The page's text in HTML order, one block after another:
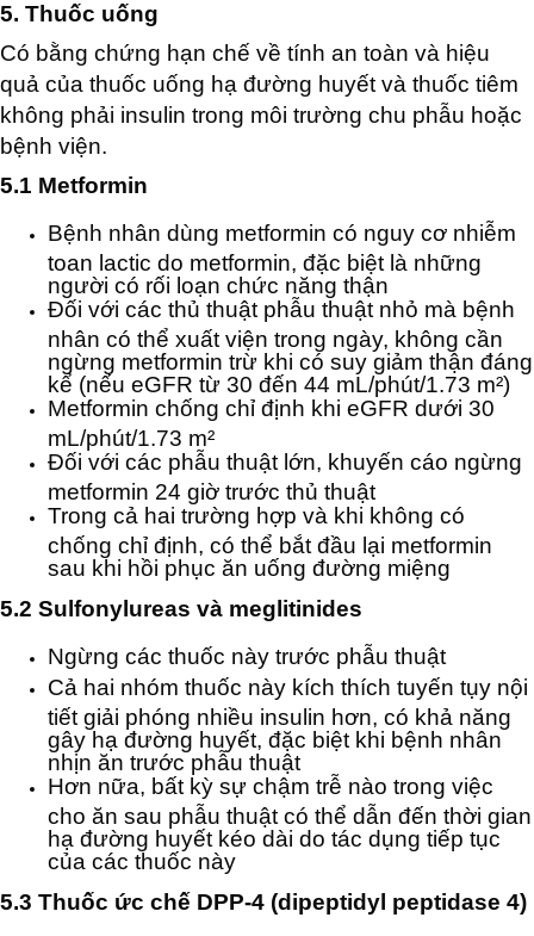
5. Thuốc uống
Có bằng chứng hạn chế về tính an toàn và hiệu
quả của thuốc uống hạ đường huyết và thuốc tiêm
không phải insulin trong môi trường chu phẫu hoặc
bệnh viện.
5.1 Metformin
Bệnh nhân dùng metformin có nguy cơ nhiễm
toan lactic do metformin, đặc biệt là những
người có rối loạn chức năng thận
Đối với các thủ thuật phẫu thuật nhỏ mà bệnh
nhân có thể xuất viện trong ngày, không cần
ngừng metformin trừ khi có suy giảm thận đáng
kể (nếu eGFR từ 30 đến 44 mL/phút/1.73 m²)
Metformin chống chỉ định khi eGFR dưới 30
mL/phút/1.73 m²
Đối với các phẫu thuật lớn, khuyến cáo ngừng
metformin 24 giờ trước thủ thuật
Trong cả hai trường hợp và khi không có
chống chỉ định, có thể bắt đầu lại metformin
sau khi hồi phục ăn uống đường miệng
5.2 Sulfonylureas và meglitinides
Ngừng các thuốc này trước phẫu thuật
Cả hai nhóm thuốc này kích thích tuyến tụy nội
tiết giải phóng nhiều insulin hơn, có khả năng
gây hạ đường huyết, đặc biệt khi bệnh nhân
nhịn ăn trước phẫu thuật
Hơn nữa, bất kỳ sự chậm trễ nào trong việc
cho ăn sau phẫu thuật có thể dẫn đến thời gian
hạ đường huyết kéo dài do tác dụng tiếp tục
của các thuốc này
5.3 Thuốc ức chế DPP-4 (dipeptidyl peptidase 4)